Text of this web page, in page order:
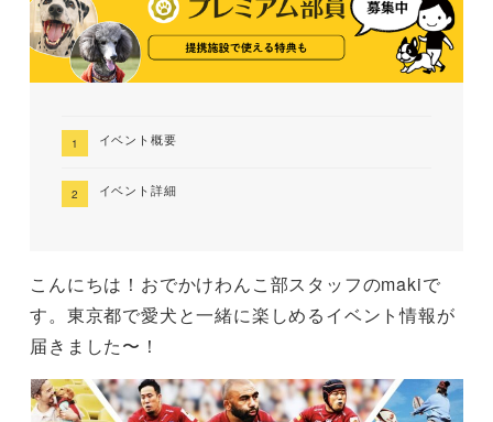
イベント概要
イベント詳細
こんにちは！おでかけわんこ部スタッフのmakiで
す。東京都で愛犬と一緒に楽しめるイベント情報が
届きました〜！